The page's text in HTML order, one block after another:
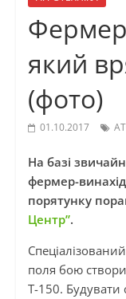
Фермер
який
(фото)
01.10.2017
На базі
фермер-
порятунку
Центр”.
поля бою
Т-150.